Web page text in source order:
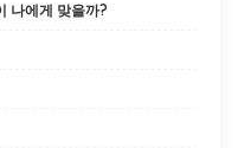
나에게 맞을까?